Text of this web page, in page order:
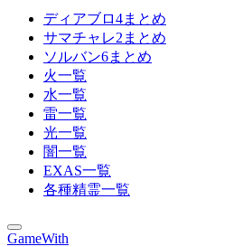
ディアブロ4まとめ
サマチャレ2まとめ
ソルバン6まとめ
火一覧
水一覧
雷一覧
光一覧
闇一覧
EXAS一覧
各種精霊一覧
GameWith